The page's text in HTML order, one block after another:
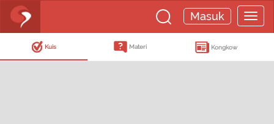
Masuk
Kuis Materi Kongkow